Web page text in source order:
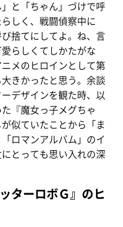
と「ちゃん」づけで呼
しく、戦闘偵察中に
捨てにしてよ。ね、言
らしくてしかたがな
メのヒロインとして第
きかったと思う。余談
デザインを観た時、以
『魔女っ子メグちゃ
似ていたことから「ま
ロマンアルバム」のイ
とっても思い入れの深
ターロボＧ』のヒ